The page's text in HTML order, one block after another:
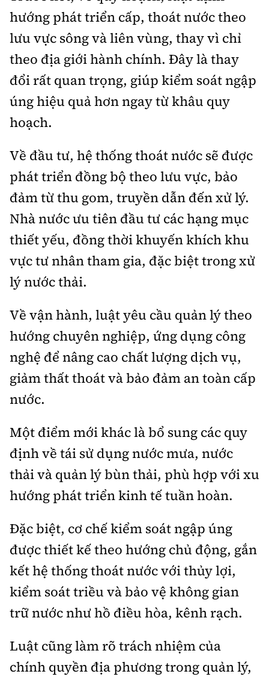
hướng phát triển cấp, thoát nước theo
lưu vực sông và liên vùng, thay vì chỉ
theo địa giới hành chính. Đây là thay
đổi rất quan trọng, giúp kiểm soát ngập
úng hiệu quả hơn ngay từ khâu quy
hoạch.
Về đầu tư, hệ thống thoát nước sẽ được
phát triển đồng bộ theo lưu vực, bảo
đảm từ thu gom, truyền dẫn đến xử lý.
Nhà nước ưu tiên đầu tư các hạng mục
thiết yếu, đồng thời khuyến khích khu
vực tư nhân tham gia, đặc biệt trong xử
lý nước thải.
Về vận hành, luật yêu cầu quản lý theo
hướng chuyên nghiệp, ứng dụng công
nghệ để nâng cao chất lượng dịch vụ,
giảm thất thoát và bảo đảm an toàn cấp
nước.
Một điểm mới khác là bổ sung các quy
định về tái sử dụng nước mưa, nước
thải và quản lý bùn thải, phù hợp với xu
hướng phát triển kinh tế tuần hoàn.
Đặc biệt, cơ chế kiểm soát ngập úng
được thiết kế theo hướng chủ động, gắn
kết hệ thống thoát nước với thủy lợi,
kiểm soát triều và bảo vệ không gian
trữ nước như hồ điều hòa, kênh rạch.
Luật cũng làm rõ trách nhiệm của
chính quyền địa phương trong quản lý,